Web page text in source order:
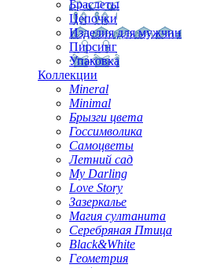
Браслеты
Цепочки
Изделия для мужчин
Пирсинг
Упаковка
Коллекции
Mineral
Minimal
Брызги цвета
Госсимволика
Самоцветы
Летний сад
My Darling
Love Story
Зазеркалье
Магия султанита
Серебряная Птица
Black&White
Геометрия